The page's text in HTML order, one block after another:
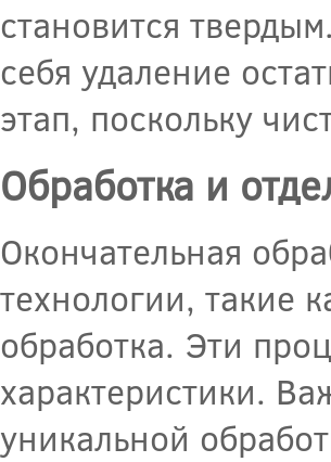
становится
себя удаление
этап, поскольку
Обработка и
Окончательная
технологии, такие
обработка. Эти
характеристики.
уникальной